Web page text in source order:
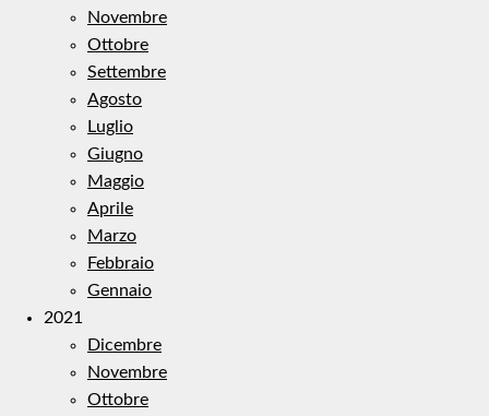
Novembre
Ottobre
Settembre
Agosto
Luglio
Giugno
Maggio
Aprile
Marzo
Febbraio
Gennaio
2021
Dicembre
Novembre
Ottobre